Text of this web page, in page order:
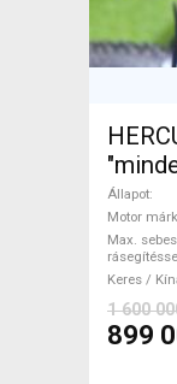
25
Állapot
Motor
Max.
Keres /
1 600
899